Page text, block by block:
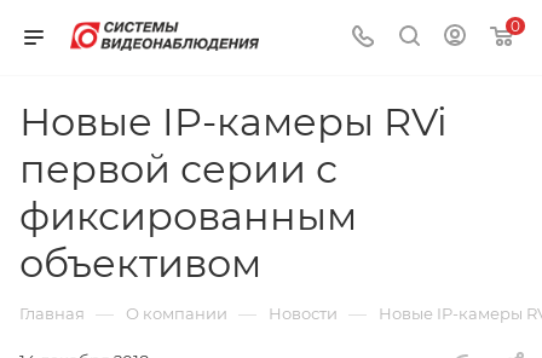
0
Новые IP-камеры RVi
первой серии с
фиксированным
объективом
Главная — О компании — Новости — Новые IP-камеры